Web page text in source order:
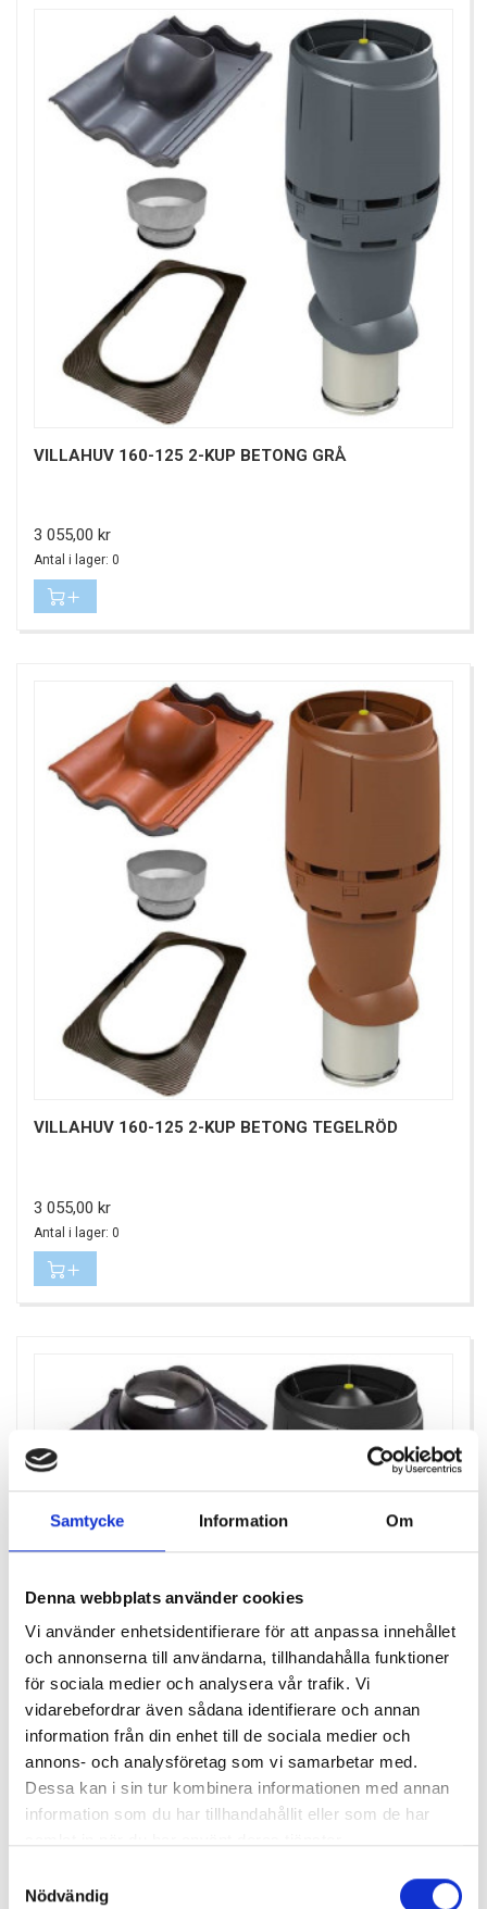
Samtycke Information Om
Denna webbplats använder cookies
Vi använder enhetsidentifierare för att anpassa innehållet
och annonserna till användarna, tillhandahålla funktioner
för sociala medier och analysera vår trafik. Vi
vidarebefordrar även sådana identifierare och annan
information från din enhet till de sociala medier och
annons- och analysföretag som vi samarbetar med.
Dessa kan i sin tur kombinera informationen med annan
information som du har tillhandahållit eller som de har
Nödvändig
VILLAHUV 160-125 2-KUP BETONG GRÅ
Pris
3 055,00 kr
Antal i lager: 0
VILLAHUV 160-125 2-KUP BETONG TEGELRÖD
Pris
3 055,00 kr
Antal i lager: 0
VILLAHUV 160-125 PROF.PLÅT SVART
Antal i lager: 0